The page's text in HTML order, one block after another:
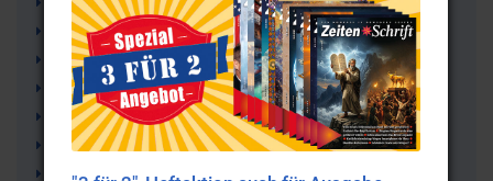
Hedonismus
Gesellschaftsprobleme
Gesellschaft
Familie
Elternschaft
Eheberatung